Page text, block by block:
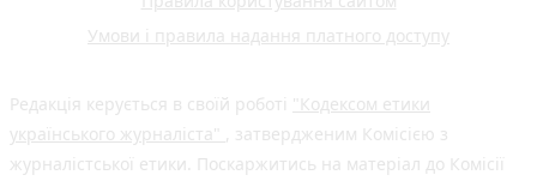
Умови і правила надання платного доступу
Редакція керується в своїй роботі "Кодексом етики
українського журналіста" , затвердженим Комісією з
журналістської етики. Поскаржитись на матеріал до Комісії